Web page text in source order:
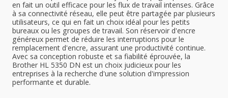
en fait un outil efficace pour les flux de travail intenses. Grâce
à sa connectivité réseau, elle peut être partagée par plusieurs
utilisateurs, ce qui en fait un choix idéal pour les petits
bureaux ou les groupes de travail. Son réservoir d'encre
généreux permet de réduire les interruptions pour le
remplacement d'encre, assurant une productivité continue.
Avec sa conception robuste et sa fiabilité éprouvée, la
Brother HL 5350 DN est un choix judicieux pour les
entreprises à la recherche d'une solution d'impression
performante et durable.